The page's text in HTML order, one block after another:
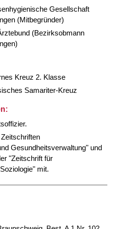
Gesellschaft
(Mitbegründer)
(Bezirksobmann
Kreuz 2. Klasse
Samariter-Kreuz
Gesundheitsverwaltung" und
"Zeitschrift für
mit.